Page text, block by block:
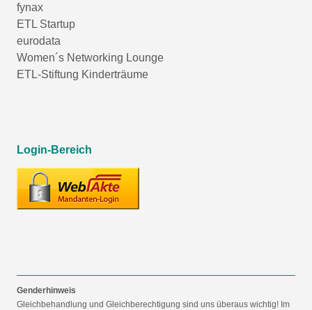
fynax
ETL Startup
eurodata
Women´s Networking Lounge
ETL-Stiftung Kinderträume
Login-Bereich
Genderhinweis
Gleichbehandlung und Gleichberechtigung sind uns überaus wichtig! Im